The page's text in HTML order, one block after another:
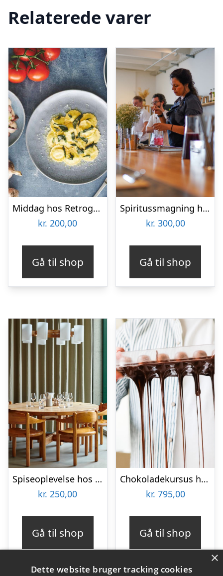
Relaterede varer
Middag hos Retrogusto
kr. 200,00
Gå til shop
Spiritussmagning hos Nordic Ethanol
kr. 300,00
Gå til shop
Spiseoplevelse hos Aamanns Genbo
kr. 250,00
Gå til shop
Chokoladekursus hos Karoline Trier
kr. 795,00
Gå til shop
×
Dette website bruger tracking cookies